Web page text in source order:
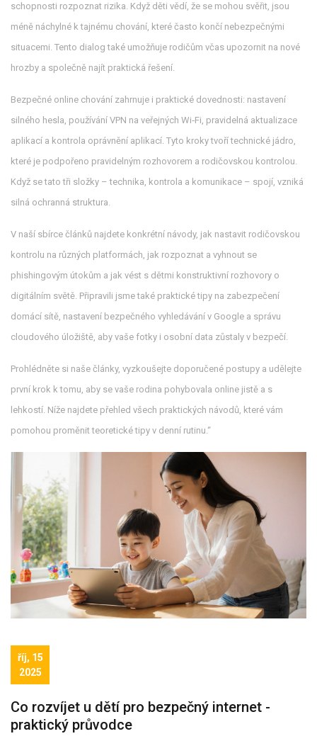
schopnosti rozpoznat rizika. Když děti vědí, že se mohou svěřit, jsou
méně náchylné k tajnému chování, které často končí nebezpečnými
situacemi. Tento dialog také umožňuje rodičům včas upozornit na nové
hrozby a společně najít praktická řešení.
Bezpečné online chování zahrnuje i praktické dovednosti: nastavení
silného hesla, používání VPN na veřejných Wi‑Fi, pravidelná aktualizace
aplikací a kontrola oprávnění aplikací. Tyto kroky tvoří technické jádro,
které je podpořeno pravidelným rozhovorem a rodičovskou kontrolou.
Když se tato tři složky – technika, kontrola a komunikace – spojí, vzniká
silná ochranná struktura.
V naší sbírce článků najdete konkrétní návody, jak nastavit rodičovskou
kontrolu na různých platformách, jak rozpoznat a vyhnout se
phishingovým útokům a jak vést s dětmi konstruktivní rozhovory o
digitálním světě. Připravili jsme také praktické tipy na zabezpečení
domácí sítě, nastavení bezpečného vyhledávání v Google a správu
cloudového úložiště, aby vaše fotky i osobní data zůstaly v bezpečí.
Prohlédněte si naše články, vyzkoušejte doporučené postupy a udělejte
první krok k tomu, aby se vaše rodina pohybovala online jistě a s
lehkostí. Níže najdete přehled všech praktických návodů, které vám
pomohou proměnit teoretické tipy v denní rutinu.“
říj, 15
2025
Co rozvíjet u dětí pro bezpečný internet -
praktický průvodce